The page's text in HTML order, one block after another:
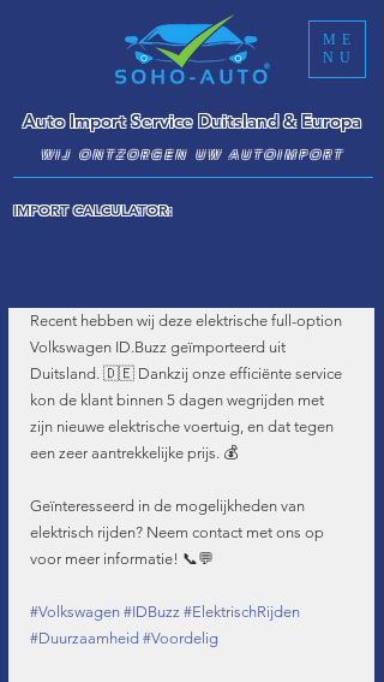
ME
NU
Auto Import Service Duitsland & Europa
IMPORT CALCULATOR:
WIJ ONTZORGEN UW AUTOIMPORT
Recent hebben wij deze elektrische full-option
Volkswagen ID.Buzz geïmporteerd uit
Duitsland. 🇩🇪 Dankzij onze efficiënte service
kon de klant binnen 5 dagen wegrijden met
zijn nieuwe elektrische voertuig, en dat tegen
een zeer aantrekkelijke prijs. 💰
Geïnteresseerd in de mogelijkheden van
elektrisch rijden? Neem contact met ons op
voor meer informatie! 📞💬
#Volkswagen #IDBuzz #ElektrischRijden
#Duurzaamheid #Voordelig